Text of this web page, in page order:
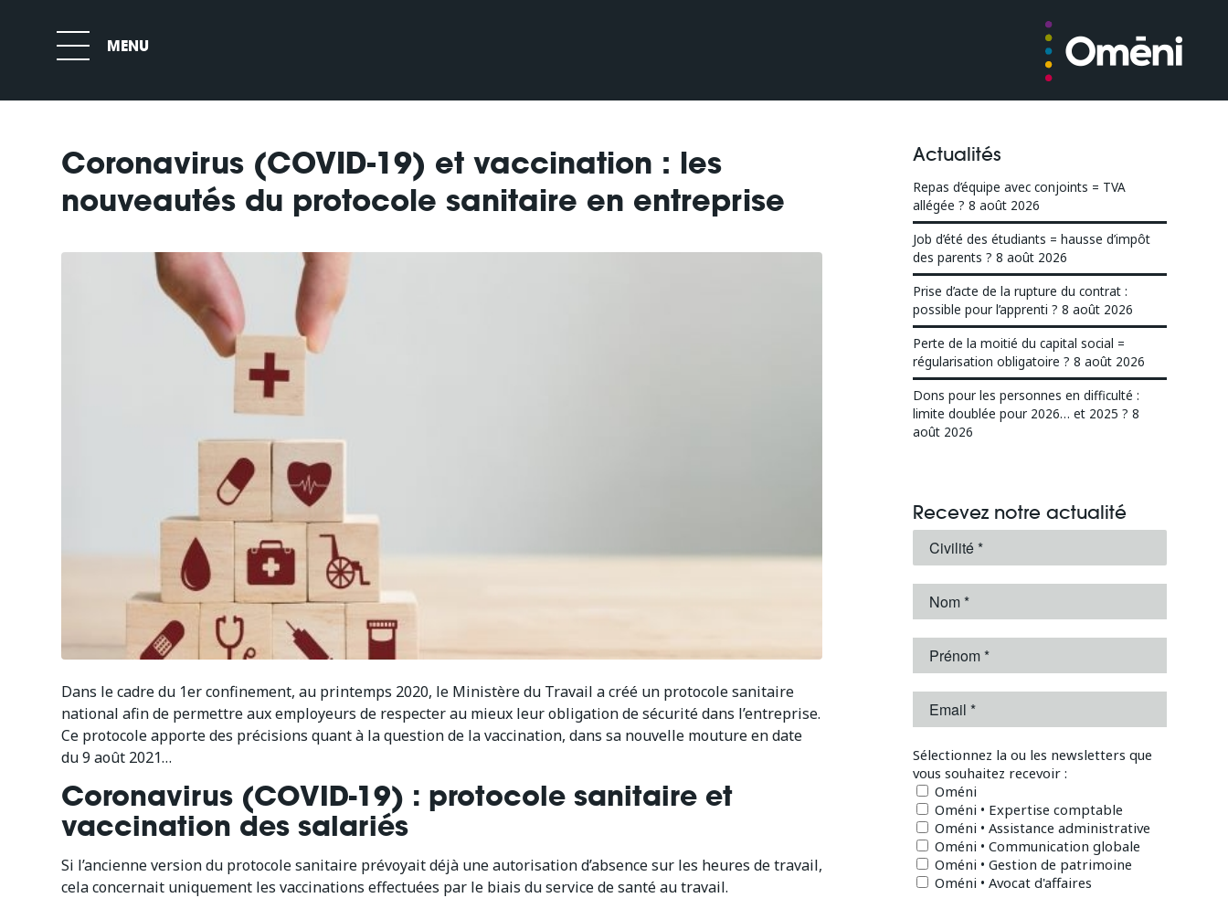
Coronavirus (COVID-19) et vaccination : les
nouveautés du protocole sanitaire en entreprise
Dans le cadre du 1er confinement, au printemps 2020, le Ministère du Travail a créé un protocole sanitaire
national afin de permettre aux employeurs de respecter au mieux leur obligation de sécurité dans l’entreprise.
Ce protocole apporte des précisions quant à la question de la vaccination, dans sa nouvelle mouture en date
du 9 août 2021…
Coronavirus (COVID-19) : protocole sanitaire et
vaccination des salariés
Si l’ancienne version du protocole sanitaire prévoyait déjà une autorisation d’absence sur les heures de travail,
cela concernait uniquement les vaccinations effectuées par le biais du service de santé au travail.
Actualités
Repas d’équipe avec conjoints = TVA
allégée ? 8 août 2026
Job d’été des étudiants = hausse d’impôt
des parents ? 8 août 2026
Prise d’acte de la rupture du contrat :
possible pour l’apprenti ? 8 août 2026
Perte de la moitié du capital social =
régularisation obligatoire ? 8 août 2026
Dons pour les personnes en difficulté :
limite doublée pour 2026… et 2025 ? 8
août 2026
Recevez notre actualité
Sélectionnez la ou les newsletters que
vous souhaitez recevoir :
Oméni
Oméni • Expertise comptable
Oméni • Assistance administrative
Oméni • Communication globale
Oméni • Gestion de patrimoine
Oméni • Avocat d'affaires